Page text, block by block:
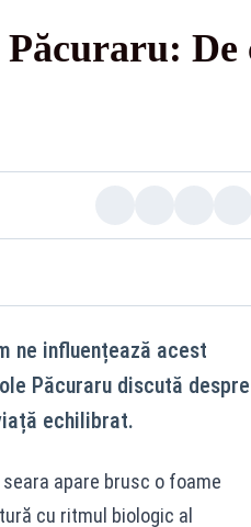
De
ne influențează acest
Păcuraru discută despre
echilibrat.
apare brusc o foame
cu ritmul biologic al